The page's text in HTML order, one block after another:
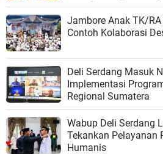
Jambore Anak TK/
Contoh Kolaborasi
Deli Serdang Masuk
Implementasi
Regional Sumatera
Wabup Deli Serdang
Tekankan Pelayanan
Humanis